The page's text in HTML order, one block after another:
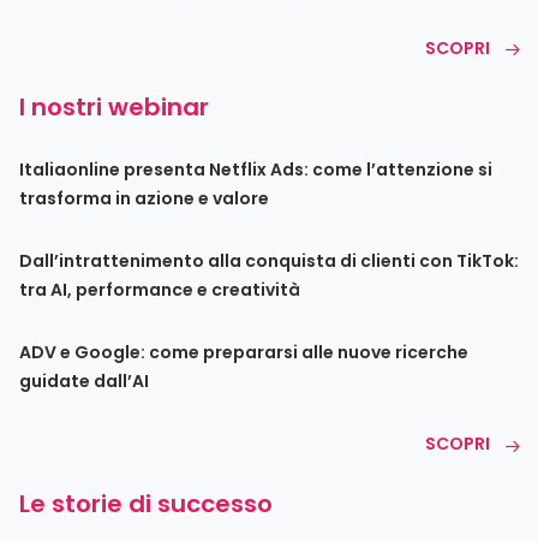
SCOPRI
I nostri webinar
Italiaonline presenta Netflix Ads: come l’attenzione si
trasforma in azione e valore
Dall’intrattenimento alla conquista di clienti con TikTok:
tra AI, performance e creatività
ADV e Google: come prepararsi alle nuove ricerche
guidate dall’AI
SCOPRI
Le storie di successo